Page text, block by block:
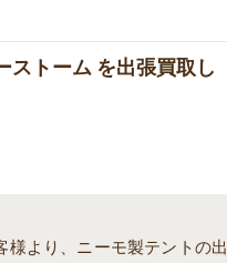
ストーム を出張買取し
より、ニーモ製テントの出